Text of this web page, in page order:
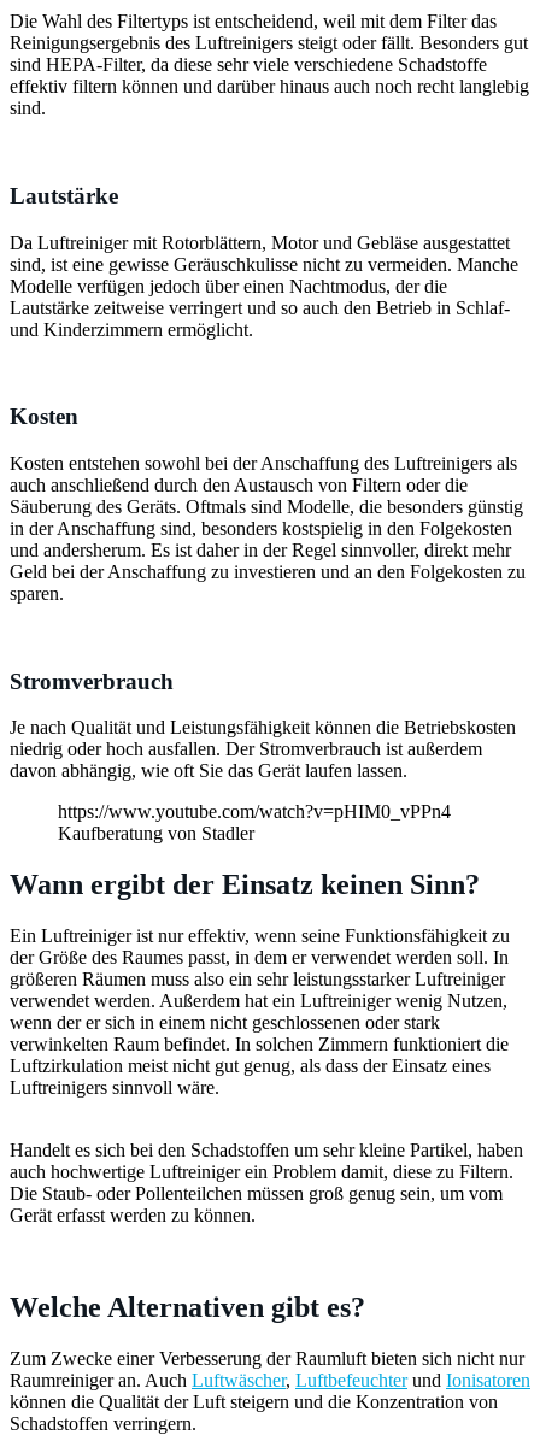
Die Wahl des Filtertyps ist entscheidend, weil mit dem Filter das
Reinigungsergebnis des Luftreinigers steigt oder fällt. Besonders gut
sind HEPA-Filter, da diese sehr viele verschiedene Schadstoffe
effektiv filtern können und darüber hinaus auch noch recht langlebig
sind.
Lautstärke
Da Luftreiniger mit Rotorblättern, Motor und Gebläse ausgestattet
sind, ist eine gewisse Geräuschkulisse nicht zu vermeiden. Manche
Modelle verfügen jedoch über einen Nachtmodus, der die
Lautstärke zeitweise verringert und so auch den Betrieb in Schlaf-
und Kinderzimmern ermöglicht.
Kosten
Kosten entstehen sowohl bei der Anschaffung des Luftreinigers als
auch anschließend durch den Austausch von Filtern oder die
Säuberung des Geräts. Oftmals sind Modelle, die besonders günstig
in der Anschaffung sind, besonders kostspielig in den Folgekosten
und andersherum. Es ist daher in der Regel sinnvoller, direkt mehr
Geld bei der Anschaffung zu investieren und an den Folgekosten zu
sparen.
Stromverbrauch
Je nach Qualität und Leistungsfähigkeit können die Betriebskosten
niedrig oder hoch ausfallen. Der Stromverbrauch ist außerdem
davon abhängig, wie oft Sie das Gerät laufen lassen.
https://www.youtube.com/watch?v=pHIM0_vPPn4
Kaufberatung von Stadler
Wann ergibt der Einsatz keinen Sinn?
Ein Luftreiniger ist nur effektiv, wenn seine Funktionsfähigkeit zu
der Größe des Raumes passt, in dem er verwendet werden soll. In
größeren Räumen muss also ein sehr leistungsstarker Luftreiniger
verwendet werden. Außerdem hat ein Luftreiniger wenig Nutzen,
wenn der er sich in einem nicht geschlossenen oder stark
verwinkelten Raum befindet. In solchen Zimmern funktioniert die
Luftzirkulation meist nicht gut genug, als dass der Einsatz eines
Luftreinigers sinnvoll wäre.
Handelt es sich bei den Schadstoffen um sehr kleine Partikel, haben
auch hochwertige Luftreiniger ein Problem damit, diese zu Filtern.
Die Staub- oder Pollenteilchen müssen groß genug sein, um vom
Gerät erfasst werden zu können.
Welche Alternativen gibt es?
Zum Zwecke einer Verbesserung der Raumluft bieten sich nicht nur
Raumreiniger an. Auch Luftwäscher, Luftbefeuchterund Ionisatoren
können die Qualität der Luft steigern und die Konzentration von
Schadstoffen verringern.